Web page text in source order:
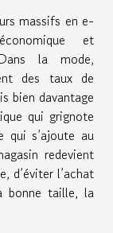
massifs en e-
et
la mode,
des taux de
bien davantage
qui grignote
qui s’ajoute au
redevient
d’éviter l’achat
bonne taille, la